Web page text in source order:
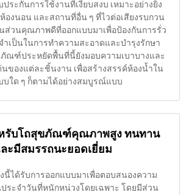
ประกันการใช้งานที่เงียบสงบ เหมาะอย่างยิ่ง
องนอน และสถานที่อื่น ๆ ที่ไวต่อเสียงรบกวน
ส่วนคุณภาพดีที่ออกแบบมาเพื่อป้องกันการรั่ว
เป็นในการทำความสะอาดและบำรุงรักษา
ภัณฑ์ประหยัดพื้นที่นี้ยังมอบความเบาบางและ
นของแต่ละชิ้นงาน เพื่อสร้างสรรค์ห้องน้ำใน
บใด ๆ ก็ตามได้อย่างสมบูรณ์แบบ
รับโถสุขภัณฑ์คุณภาพสูง ทนทาน
ะมีสมรรถนะยอดเยี่ยม
นี้ได้รับการออกแบบมาเพื่อตอบสนองความ
ประจำวันที่หนักหน่วงโดยเฉพาะ โดยมีส่วน